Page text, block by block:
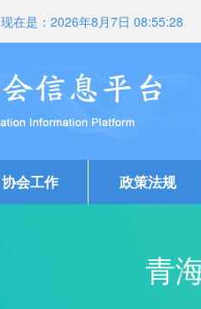
现在是： 2026年8月7日 08:55:28
协会工作 政策法规
青